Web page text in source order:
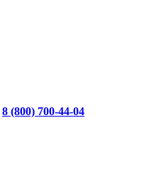
8 (800) 700-44-04